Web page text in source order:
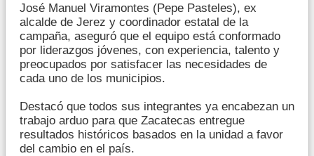
José Manuel Viramontes (Pepe Pasteles), ex
alcalde de Jerez y coordinador estatal de la
campaña, aseguró que el equipo está conformado
por liderazgos jóvenes, con experiencia, talento y
preocupados por satisfacer las necesidades de
cada uno de los municipios.
Destacó que todos sus integrantes ya encabezan un
trabajo arduo para que Zacatecas entregue
resultados históricos basados en la unidad a favor
del cambio en el país.